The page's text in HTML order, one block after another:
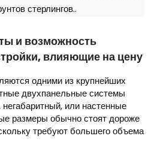
стерлингов..
и возможность
влияющие на цену
одними из крупнейших
двухпанельные системы
или настенные
размеры обычно стоят дороже
требуют большего объема